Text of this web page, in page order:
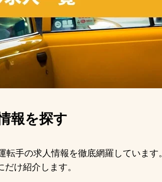
報を探す
手の求人情報を徹底網羅しています。
け紹介します。